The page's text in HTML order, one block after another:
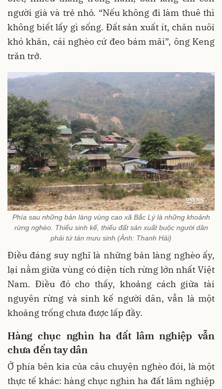
người già và trẻ nhỏ. “Nếu không đi làm thuê thì
không biết lấy gì sống. Đất sản xuất ít, chăn nuôi
khó khăn, cái nghèo cứ đeo bám mãi”, ông Keng
trăn trở.
Phía sau những bản làng vùng cao xã Bắc Lý là những khoảnh
rừng nghèo. Thiếu sinh kế, thiếu đất sản xuất buộc người dân
phải tứ tán mưu sinh (Ảnh: Thanh Hải)
Điều đáng suy nghĩ là những bản làng nghèo ấy,
lại nằm giữa vùng có diện tích rừng lớn nhất Việt
Nam. Điều đó cho thấy, khoảng cách giữa tài
nguyên rừng và sinh kế người dân, vẫn là một
khoảng trống chưa được lấp đầy.
Hàng chục nghìn ha đất lâm nghiệp vẫn
chưa đến tay dân
Ở phía bên kia của câu chuyện nghèo đói, là một
thực tế khác: hàng chục nghìn ha đất lâm nghiệp